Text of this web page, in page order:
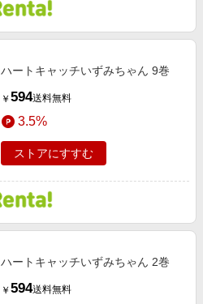
ハートキャッチいずみちゃん 9巻
￥ 594送料無料
3.5%
ストアにすすむ
ハートキャッチいずみちゃん 2巻
￥ 594送料無料